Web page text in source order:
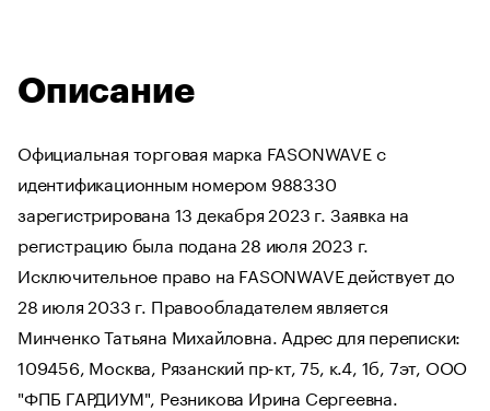
Описание
Официальная торговая марка FASONWAVE с
идентификационным номером 988330
зарегистрирована 13 декабря 2023 г. Заявка на
регистрацию была подана 28 июля 2023 г.
Исключительное право на FASONWAVE действует до
28 июля 2033 г. Правообладателем является
Минченко Татьяна Михайловна. Адрес для переписки:
109456, Москва, Рязанский пр-кт, 75, к.4, 1б, 7эт, ООО
"ФПБ ГАРДИУМ", Резникова Ирина Сергеевна.